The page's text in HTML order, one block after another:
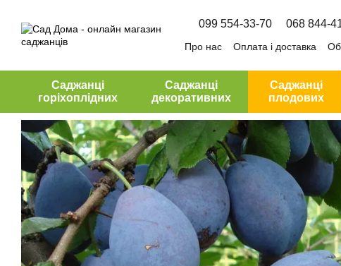
099 554-33-70 068 844-
Про нас Оплата і доставка
Саджанці
горіхоплідних
Саджанці
декоративних
Саджанці
плодових